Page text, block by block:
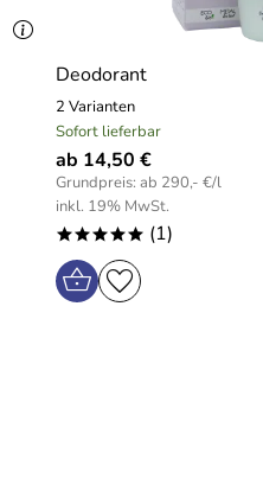
Deodorant
2 Varianten
Sofort lieferbar
ab 14,50 €
Grundpreis: ab 290,- €/l
inkl. 19% MwSt.
***** (1)